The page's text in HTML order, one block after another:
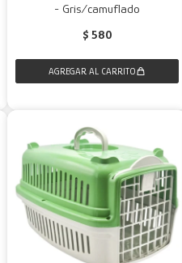
- Gris/camuflado
$ 580